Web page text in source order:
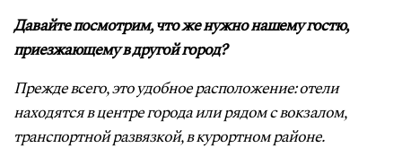
Давайте посмотрим, что же нужно нашему гостю,
приезжающему в другой город?
Прежде всего, это удобное расположение: отели
находятся в центре города или рядом с вокзалом,
транспортной развязкой, в курортном районе.